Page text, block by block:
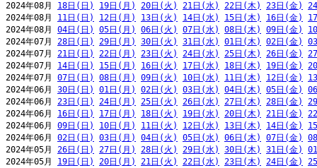
2024年08月 18日(日) 19日(月) 20日(火) 21日(水) 22日(木) 23日(金)
2024年08月 11日(日) 12日(月) 13日(火) 14日(水) 15日(木) 16日(金)
2024年08月 04日(日) 05日(月) 06日(火) 07日(水) 08日(木) 09日(金)
2024年07月 28日(日) 29日(月) 30日(火) 31日(水) 01日(木) 02日(金)
2024年07月 21日(日) 22日(月) 23日(火) 24日(水) 25日(木) 26日(金)
2024年07月 14日(日) 15日(月) 16日(火) 17日(水) 18日(木) 19日(金)
2024年07月 07日(日) 08日(月) 09日(火) 10日(水) 11日(木) 12日(金)
2024年06月 30日(日) 01日(月) 02日(火) 03日(水) 04日(木) 05日(金)
2024年06月 23日(日) 24日(月) 25日(火) 26日(水) 27日(木) 28日(金)
2024年06月 16日(日) 17日(月) 18日(火) 19日(水) 20日(木) 21日(金)
2024年06月 09日(日) 10日(月) 11日(火) 12日(水) 13日(木) 14日(金)
2024年06月 02日(日) 03日(月) 04日(火) 05日(水) 06日(木) 07日(金)
2024年05月 26日(日) 27日(月) 28日(火) 29日(水) 30日(木) 31日(金)
2024年05月 19日(日) 20日(月) 21日(火) 22日(水) 23日(木) 24日(金)